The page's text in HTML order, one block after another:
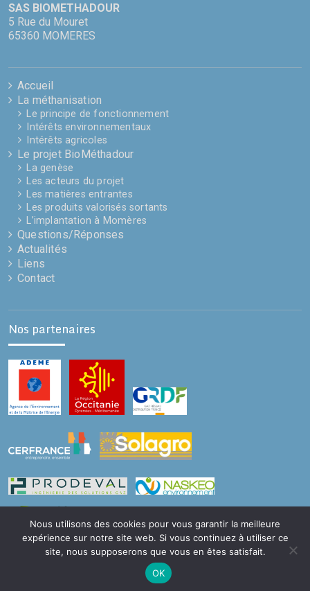
SAS BIOMETHADOUR
5 Rue du Mouret
65360 MOMERES
Accueil
La méthanisation
Le principe de fonctionnement
Intérêts environnementaux
Intérêts agricoles
Le projet BioMéthadour
La genèse
Les acteurs du projet
Les matières entrantes
Les produits valorisés sortants
L’implantation à Momères
Questions/Réponses
Actualités
Liens
Contact
Nos partenaires
Copyright © Tous droits réservés. -
Nous utilisons des cookies pour vous garantir la meilleure
expérience sur notre site web. Si vous continuez à utiliser ce
site, nous supposerons que vous en êtes satisfait.
OK